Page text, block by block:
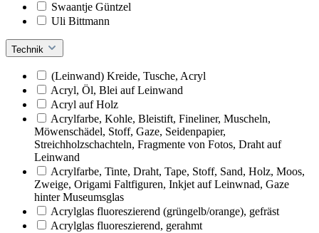
Swaantje Güntzel
Uli Bittmann
Technik
(Leinwand) Kreide, Tusche, Acryl
Acryl, Öl, Blei auf Leinwand
Acryl auf Holz
Acrylfarbe, Kohle, Bleistift, Fineliner, Muscheln,
Möwenschädel, Stoff, Gaze, Seidenpapier,
Streichholzschachteln, Fragmente von Fotos, Draht auf
Leinwand
Acrylfarbe, Tinte, Draht, Tape, Stoff, Sand, Holz, Moos,
Zweige, Origami Faltfiguren, Inkjet auf Leinwnad, Gaze
hinter Museumsglas
Acrylglas fluoreszierend (grüngelb/orange), gefräst
Acrylglas fluoreszierend, gerahmt